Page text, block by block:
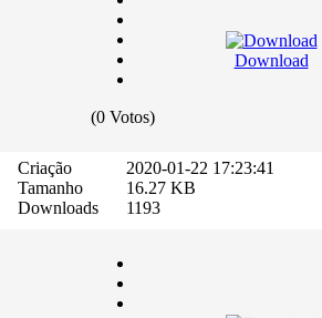
(0 Votos)
Download
Criação
Tamanho
Downloads
2020-01-22 17:23:41
16.27 KB
1193